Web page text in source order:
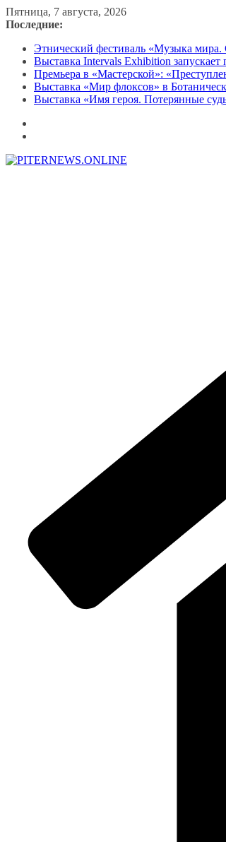
Перейти
к
Пятница, 7 августа, 2026
Последние:
Этнический фестиваль «Музыка мира.
Выставка Intervals Exhibition
Премьера в «Мастерской»:
Выставка «Мир флоксов» в
Выставка «Имя героя. Потерянные